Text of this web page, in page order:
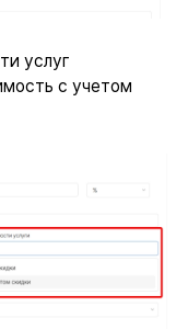
услуг
с учетом